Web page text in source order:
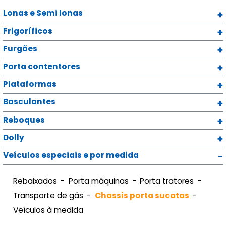
Lonas e Semi lonas
Frigoríficos
Furgões
Porta contentores
Plataformas
Basculantes
Reboques
Dolly
Veículos especiais e por medida
Rebaixados Porta máquinas
Porta tratores
Transporte de gás
Chassis porta sucatas
Veículos à medida